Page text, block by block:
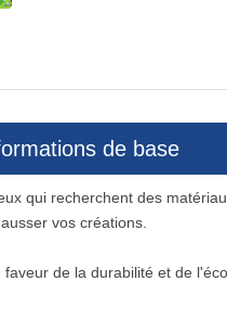
de base
qui recherchent des
vos créations.
de la durabilité et de